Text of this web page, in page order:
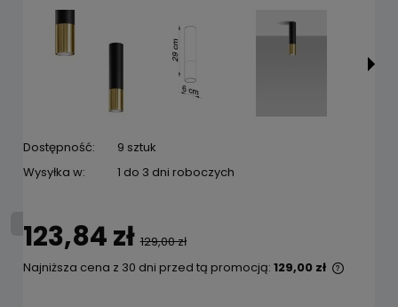
Dostępność:
9 sztuk
Wysyłka w:
1 do 3 dni roboczych
123,84 zł 129,00 zł
Najniższa cena z 30 dni przed tą promocją: 129,00 zł